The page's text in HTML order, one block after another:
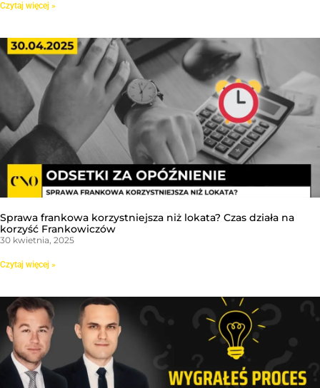
Czytaj więcej »
Sprawa frankowa korzystniejsza niż lokata? Czas działa na
korzyść Frankowiczów
30 kwietnia, 2025
Czytaj więcej »